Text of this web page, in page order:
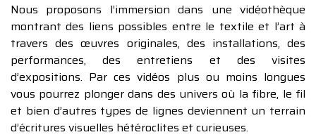
Nous proposons l’immersion dans une vidéothèque
montrant des liens possibles entre le textile et l’art à
travers des œuvres originales, des installations, des
performances, des entretiens et des visites
d’expositions. Par ces vidéos plus ou moins longues
vous pourrez plonger dans des univers où la fibre, le fil
et bien d’autres types de lignes deviennent un terrain
d’écritures visuelles hétéroclites et curieuses.